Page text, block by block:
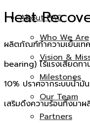
About PAC
Who We Are
Vision &
Milestones
Our Team
Partners
Heat
ผลิตภัณฑ์ทำความเย็นเท
bearing) ไร้แรงเสียดท
10% ปราศจากระบบน้ำ
เสริมดึงความร้อนทิ้งมา